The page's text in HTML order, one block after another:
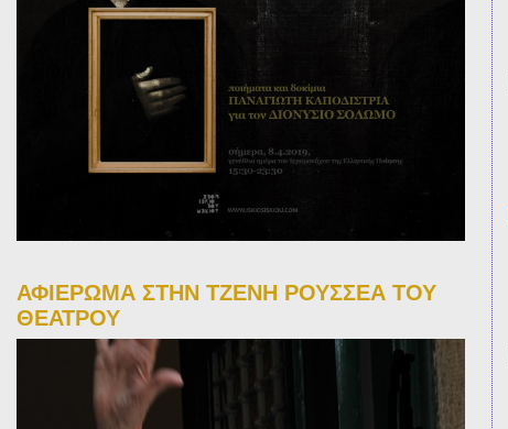
ΑΦΙΕΡΩΜΑ ΣΤΗΝ ΤΖΕΝΗ ΡΟΥΣΣΕΑ ΤΟΥ
ΘΕΑΤΡΟΥ